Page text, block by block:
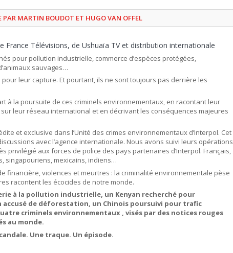
PAR MARTIN BOUDOT ET HUGO VAN OFFEL
France Télévisions, de Ushuaïa TV et distribution internationale
pour pollution industrielle, commerce d’espèces protégées,
sauvages…
leur capture. Et pourtant, ils ne sont toujours pas derrière les
à la poursuite de ces criminels environnementaux, en racontant leur
leur réseau international et en décrivant les conséquences majeures
et exclusive dans l’Unité des crimes environnementaux d’Interpol. Cet
avec l’agence internationale. Nous avons suivi leurs opérations
privilégié aux forces de police des pays partenaires d’Interpol. Français,
singapouriens, mexicains, indiens…
financière, violences et meurtres : la criminalité environnementale pèse
racontent les écocides de notre monde.
à la pollution industrielle, un Kenyan recherché pour
accusé de déforestation, un Chinois poursuivi pour trafic
criminels environnementaux , visés par des notices rouges
au monde.
Une traque. Un épisode.